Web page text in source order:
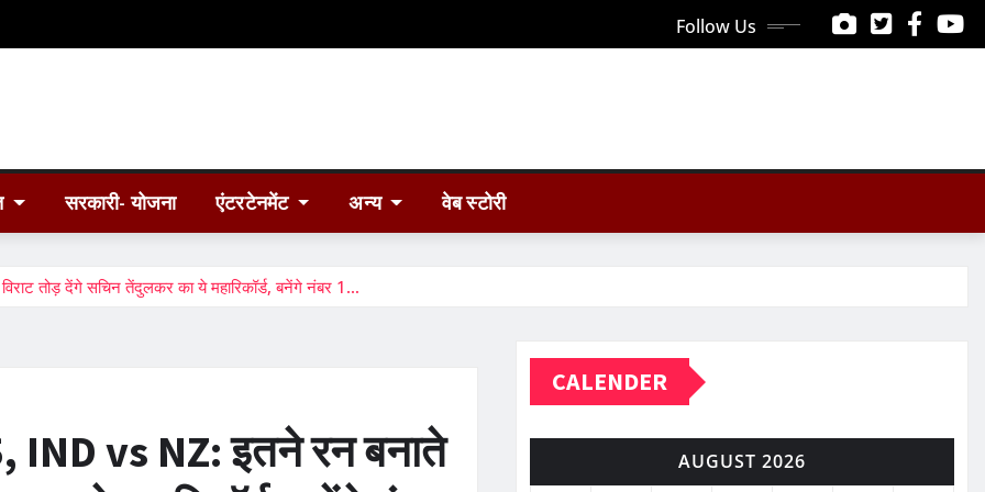
Follow Us
सरकारी- योजना एंटरटेनमेंट अन्य वेब स्टोरी
तोड़ देंगे सचिन तेंदुलकर का ये महारिकॉर्ड, बनेंगे नंबर 1…
vs NZ: इतने रन बनाते
CALENDER
AUGUST 2026